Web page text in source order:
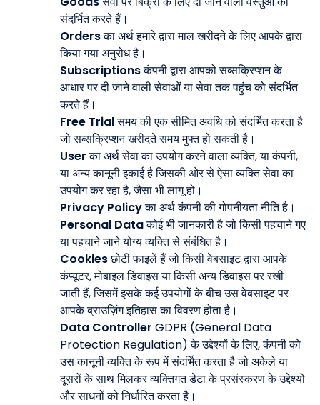
संदर्भित करते हैं।
Ordersका अर्थ हमारे द्वारा माल खरीदने के लिए आपके द्वारा
किया गया अनुरोध है।
Subscriptionsकंपनी द्वारा आपको सब्सक्रिप्शन के
आधार पर दी जाने वाली सेवाओं या सेवा तक पहुंच को संदर्भित
करते हैं।
Free Trialसमय की एक सीमित अवधि को संदर्भित करता है
जो सब्सक्रिप्शन खरीदते समय मुफ्त हो सकती है।
User का अर्थ सेवा का उपयोग करने वाला व्यक्ति, या कंपनी,
या अन्य कानूनी इकाई है जिसकी ओर से ऐसा व्यक्ति सेवा का
उपयोग कर रहा है, जैसा भी लागू हो।
Privacy Policyका अर्थ कंपनी की गोपनीयता नीति है।
Personal Dataकोई भी जानकारी है जो किसी पहचाने गए
या पहचाने जाने योग्य व्यक्ति से संबंधित है।
Cookiesछोटी फाइलें हैं जो किसी वेबसाइट द्वारा आपके
कंप्यूटर, मोबाइल डिवाइस या किसी अन्य डिवाइस पर रखी
जाती हैं, जिसमें इसके कई उपयोगों के बीच उस वेबसाइट पर
आपके ब्राउज़िंग इतिहास का विवरण होता है।
Data Controller GDPR (General Data
Protection Regulation) के उद्देश्यों के लिए, कंपनी को
उस कानूनी व्यक्ति के रूप में संदर्भित करता है जो अकेले या
दूसरों के साथ मिलकर व्यक्तिगत डेटा के प्रसंस्करण के उद्देश्यों
और साधनों को निर्धारित करता है।